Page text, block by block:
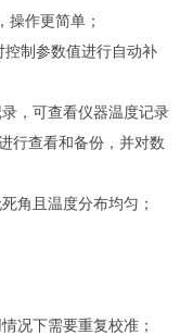
操作更简单；
控制参数值进行自动补
，可查看仪器温度记录
行查看和备份，并对数
角且温度分布均匀；
况下需要重复校准；